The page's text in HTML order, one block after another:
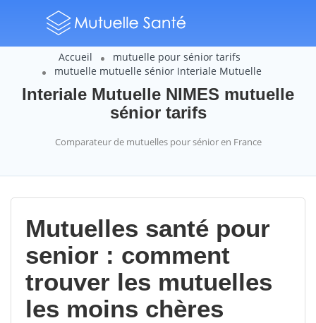
Accueil
mutuelle pour sénior tarifs
mutuelle mutuelle sénior Interiale Mutuelle
Interiale Mutuelle NIMES mutuelle
sénior tarifs
Comparateur de mutuelles pour sénior en France
Mutuelles santé pour
senior : comment
trouver les mutuelles
les moins chères